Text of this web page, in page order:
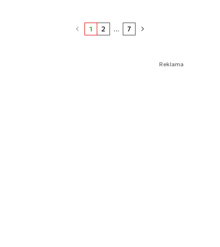
1 2 ... 7
Reklama